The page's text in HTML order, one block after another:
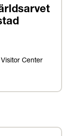
Center